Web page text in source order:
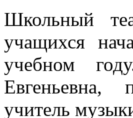
Школьный
учащихся
учебном
Евгеньевна,
учитель